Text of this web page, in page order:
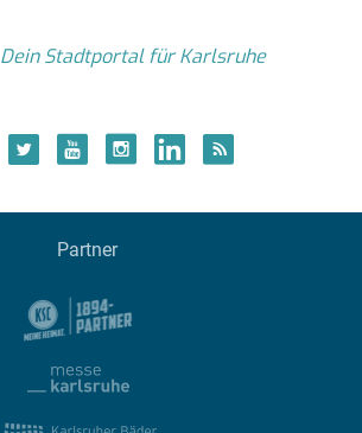
Dein Stadtportal für Karlsruhe
Partner